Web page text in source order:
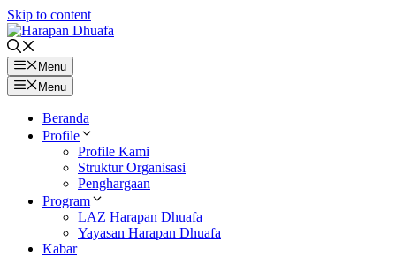
Skip to content
Menu
Menu
Beranda
Profile
Profile Kami
Struktur Organisasi
Penghargaan
Program
LAZ Harapan Dhuafa
Yayasan Harapan Dhuafa
Kabar